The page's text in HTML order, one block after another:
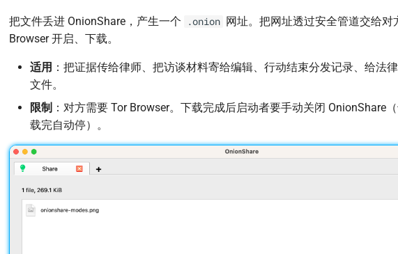
把文件丢进 OnionShare，产生一个 .onion 网址。把网址透过安全管道交给对
Browser 开启、下载。
适用 ：把证据传给律师、把访谈材料寄给编辑、行动结束分发记录、给法
文件。
限制 ：对方需要 Tor Browser。下载完成后启动者要手动关闭 OnionShare
载完自动停）。